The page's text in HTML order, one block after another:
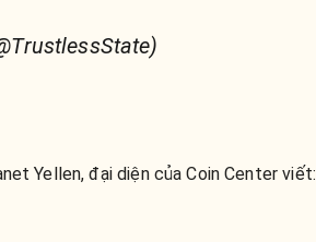
Yellen, đại diện của Coin Center viết: